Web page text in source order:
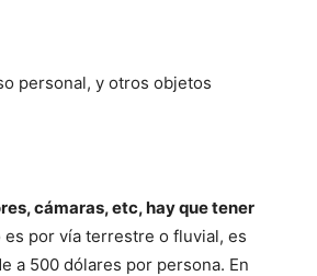
personal, y otros objetos
cámaras, etc, hay que tener
por vía terrestre o fluvial, es
a 500 dólares por persona. En